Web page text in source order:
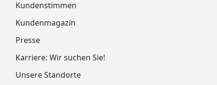
Kundenstimmen
Kundenmagazin
Presse
Karriere: Wir suchen Sie!
Unsere Standorte